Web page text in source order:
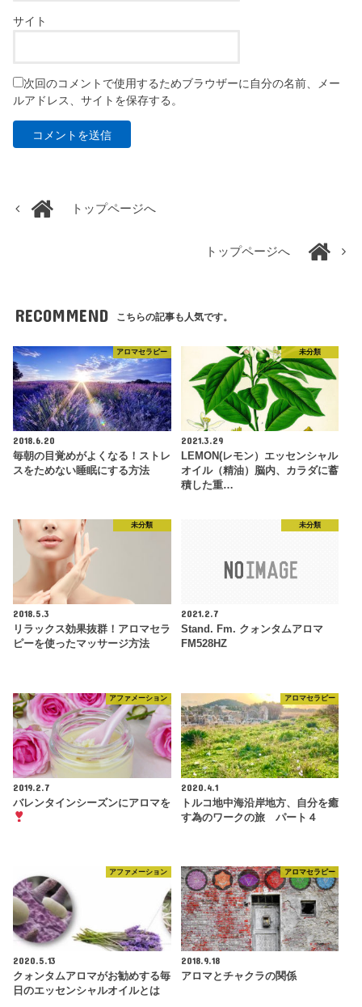
サイト
次回のコメントで使用するためブラウザーに自分の名前、メー
ルアドレス、サイトを保存する。
トップページへ
トップページへ
RECOMMEND こちらの記事も人気です。
アロマセラピー
2018.6.20
毎朝の目覚めがよくなる！ストレ
スをためない睡眠にする方法
未分類
2021.3.29
LEMON(レモン）エッセンシャル
オイル（精油）脳内、カラダに蓄
積した重…
未分類
2018.5.3
リラックス効果抜群！アロマセラ
ピーを使ったマッサージ方法
未分類
2021.2.7
Stand. Fm. クォンタムアロマ
FM528HZ
アファメーション
2019.2.7
バレンタインシーズンにアロマを
アロマセラピー
2020.4.1
トルコ地中海沿岸地方、自分を癒
す為のワークの旅 パート４
アファメーション
2020.5.13
クォンタムアロマがお勧めする毎
日のエッセンシャルオイルとは
アロマセラピー
2018.9.18
アロマとチャクラの関係